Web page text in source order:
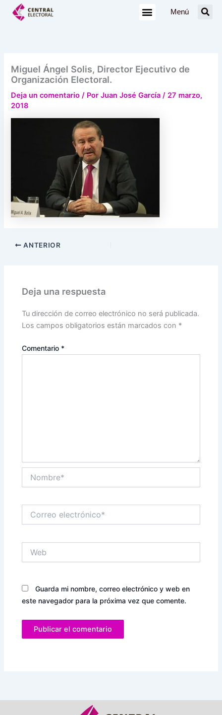
Menú
Miguel Ángel Solis, Director Ejecutivo de
Organización Electoral.
Deja un comentario / PorJuan José García/ 27 marzo,
2018
ANTERIOR
Deja una respuesta
Tu dirección de correo electrónico no será publicada.
Los campos obligatorios están marcados con *
Comentario *
electrónico*
Guarda mi nombre, correo electrónico y web en
este navegador para la próxima vez que comente.